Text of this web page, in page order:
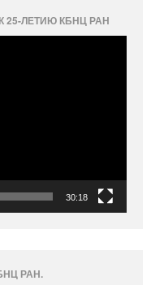
25-ЛЕТИЮ КБНЦ РАН
30:18
РАН.